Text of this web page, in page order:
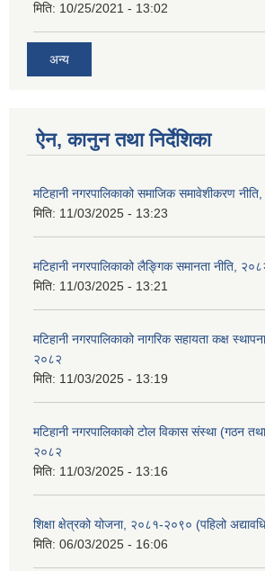
मिति: 10/25/2021 - 13:02
अन्य
ऐन, कानुन तथा निर्देशिका
मटिहानी नगरपालिकाको समाजिक समावेशीकरण
मिति: 11/03/2025 - 13:23
मटिहानी नगरपालिकाको लैङ्गिक समानता नीति,
मिति: 11/03/2025 - 13:21
मटिहानी नगरपालिकाको नागरिक सहायता कक्ष
२०८२
मिति: 11/03/2025 - 13:19
मटिहानी नगरपालिकाको टोल विकास संस्था (गठन तथा
२०८२
मिति: 11/03/2025 - 13:16
शिक्षा क्षेत्रको योजना, २०८१-२०९० ‌‍(पहिलो
मिति: 06/03/2025 - 16:06